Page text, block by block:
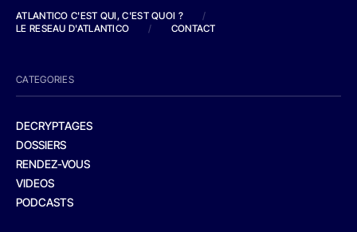
ATLANTICO C'EST QUI, C'EST QUOI ?
/
LE RESEAU D'ATLANTICO
/ CONTACT
CATEGORIES
DECRYPTAGES
DOSSIERS
RENDEZ-VOUS
VIDEOS
PODCASTS